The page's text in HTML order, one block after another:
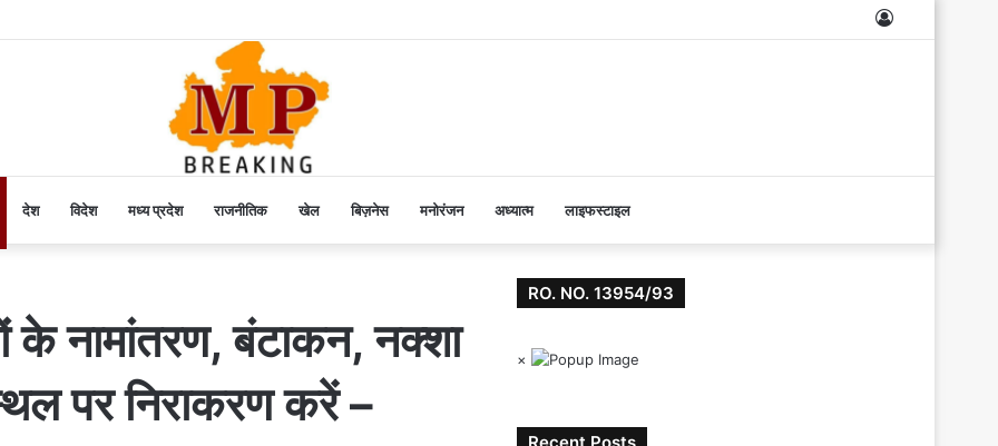
देश विदेश मध्य प्रदेश राजनीतिक खेल बिज़नेस मनोरंजन अध्यात्म लाइफस्टाइल
के नामांतरण, बंटाकन, नक्शा
पर निराकरण करें –
RO. NO. 13954/93
×